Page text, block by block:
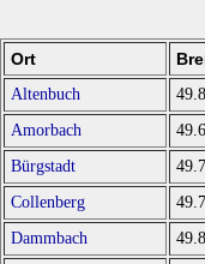
Ort
Altenbuch
Amorbach
Bürgstadt
Collenberg
Dammbach